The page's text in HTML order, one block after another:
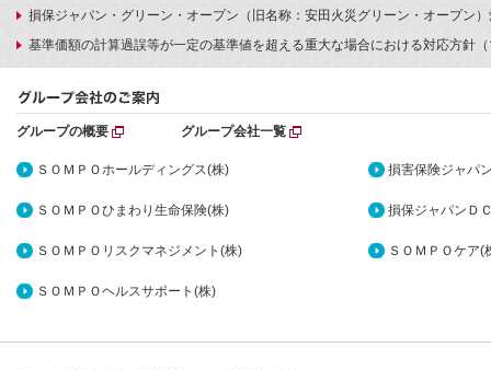
損保ジャパン・グリーン・オープン（旧名称：安田火災グリーン・オープン
基準価額の計算過誤等が一定の基準値を超える重大な場合における対応方針
グループの概要 グループ会社一覧
ＳＯＭＰＯホールディングス(株) 損害保険ジャパ
ＳＯＭＰＯひまわり生命保険(株) 損保ジャパンＤ
ＳＯＭＰＯリスクマネジメント(株) ＳＯＭＰＯケア(
ＳＯＭＰＯヘルスサポート(株)